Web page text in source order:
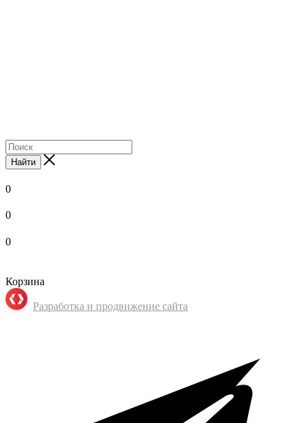
Найти
0
0
0
Корзина
Разработка и продвижение сайта